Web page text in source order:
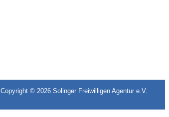
Copyright © 2026 Solinger Freiwilligen Agentur e.V.